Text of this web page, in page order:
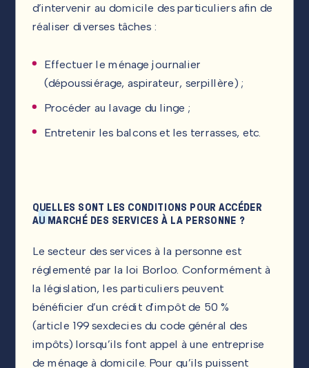
d’intervenir au domicile des particuliers afin de
réaliser diverses tâches :
Effectuer le ménage journalier
(dépoussiérage, aspirateur, serpillère) ;
Procéder au lavage du linge ;
Entretenir les balcons et les terrasses, etc.
QUELLES SONT LES CONDITIONS POUR ACCÉDER
AU MARCHÉ DES SERVICES À LA PERSONNE ?
Le secteur des services à la personne est
réglementé par la loi Borloo. Conformément à
la législation, les particuliers peuvent
bénéficier d’un crédit d’impôt de 50 %
(article 199 sexdecies du code général des
impôts) lorsqu’ils font appel à une entreprise
de ménage à domicile. Pour qu’ils puissent